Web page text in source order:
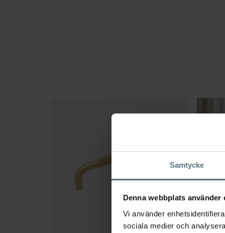
Samtycke
Denna webbplats använder
Vi använder
sociala medier och